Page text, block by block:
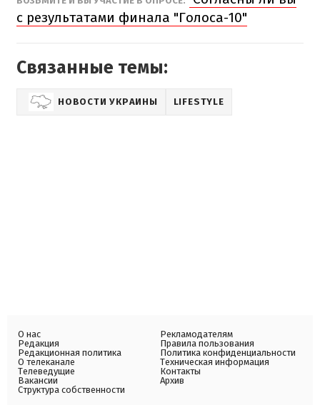
с результатами финала "Голоса-10"
Связанные темы:
НОВОСТИ УКРАИНЫ LIFESTYLE
О нас
Редакция
Редакционная политика
О телеканале
Телеведущие
Вакансии
Структура собственности
Рекламодателям
Правила пользования
Политика конфиденциальности
Техническая информация
Контакты
Архив